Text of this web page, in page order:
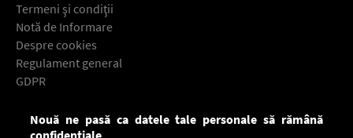
Termeni şi condiţii
Notă de Informare
Despre cookies
Regulament general
GDPR
Descarcă gratuit aplicaţia Europa FM pentru smartphone:
Nouă ne pasă ca datele tale personale să rămână
confidențiale